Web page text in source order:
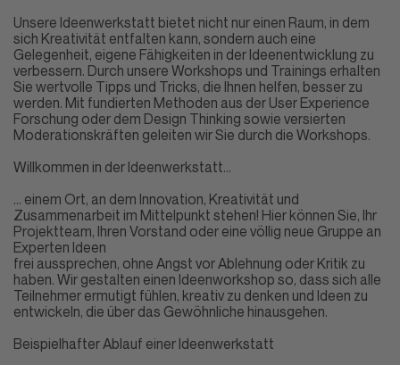
Unsere Ideenwerkstatt bietet nicht nur einen Raum, in dem
sich Kreativität entfalten kann, sondern auch eine
Gelegenheit, eigene Fähigkeiten in der Ideenentwicklung zu
verbessern. Durch unsere Workshops und Trainings erhalten
Sie wertvolle Tipps und Tricks, die Ihnen helfen, besser zu
werden. Mit fundierten Methoden aus der User Experience
Forschung oder dem Design Thinking sowie versierten
Moderationskräften geleiten wir Sie durch die Workshops.
Willkommen in der Ideenwerkstatt…
… einem Ort, an dem Innovation, Kreativität und
Zusammenarbeit im Mittelpunkt stehen! Hier können Sie, Ihr
Projektteam, Ihren Vorstand oder eine völlig neue Gruppe an
Experten Ideen
frei aussprechen, ohne Angst vor Ablehnung oder Kritik zu
haben. Wir gestalten einen Ideenworkshop so, dass sich alle
Teilnehmer ermutigt fühlen, kreativ zu denken und Ideen zu
entwickeln, die über das Gewöhnliche hinausgehen.
Beispielhafter Ablauf einer Ideenwerkstatt